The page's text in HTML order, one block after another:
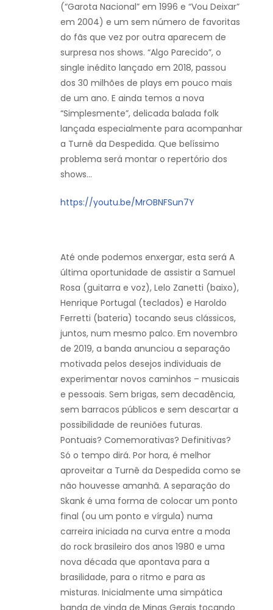
(“Garota Nacional” em 1996 e “Vou Deixar”
em 2004) e um sem número de favoritas
do fãs que vez por outra aparecem de
surpresa nos shows. “Algo Parecido”, o
single inédito lançado em 2018, passou
dos 30 milhões de plays em pouco mais
de um ano. E ainda temos a nova
“Simplesmente”, delicada balada folk
lançada especialmente para acompanhar
a Turnê da Despedida. Que belíssimo
problema será montar o repertório dos
shows…
https://youtu.be/MrOBNFSun7Y
Até onde podemos enxergar, esta será A
última oportunidade de assistir a Samuel
Rosa (guitarra e voz), Lelo Zanetti (baixo),
Henrique Portugal (teclados) e Haroldo
Ferretti (bateria) tocando seus clássicos,
juntos, num mesmo palco. Em novembro
de 2019, a banda anunciou a separação
motivada pelos desejos individuais de
experimentar novos caminhos – musicais
e pessoais. Sem brigas, sem decadência,
sem barracos públicos e sem descartar a
possibilidade de reuniões futuras.
Pontuais? Comemorativas? Definitivas?
Só o tempo dirá. Por hora, é melhor
aproveitar a Turnê da Despedida como se
não houvesse amanhã. A separação do
Skank é uma forma de colocar um ponto
final (ou um ponto e vírgula) numa
carreira iniciada na curva entre a moda
do rock brasileiro dos anos 1980 e uma
nova década que apontava para a
brasilidade, para o ritmo e para as
misturas. Inicialmente uma simpática
banda de vinda de Minas Gerais tocando